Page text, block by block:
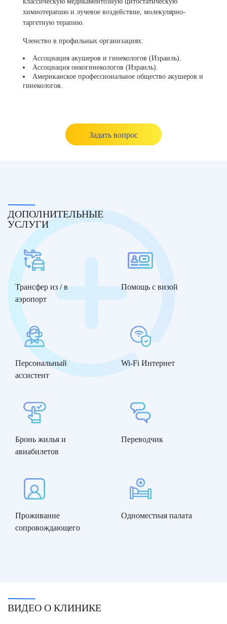
химиотерапию и лучевое воздействие, молекулярно-
таргетную терапию.
Членство в профильных организациях:
Ассоциация акушеров и гинекологов (Израиль).
Ассоциация онкогинекологов (Израиль).
Американское профессиональное общество акушеров и
гинекологов.
Задать вопрос
ДОПОЛНИТЕЛЬНЫЕ
УСЛУГИ
Трансфер из / в
аэропорт
Помощь с визой
Персональный
ассистент
Wi-Fi Интернет
Бронь жилья и
авиабилетов
Переводчик
Проживание
сопровождающего
Одноместная палата
ВИДЕО О КЛИНИКЕ